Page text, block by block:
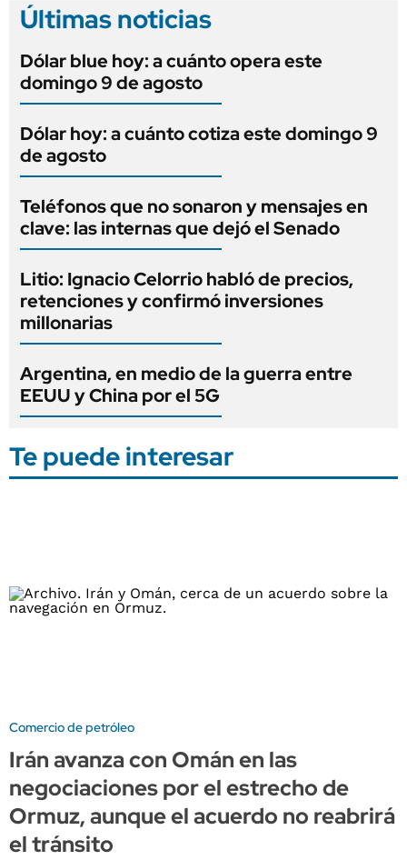
Últimas noticias
Dólar blue hoy: a cuánto opera este
domingo 9 de agosto
Dólar hoy: a cuánto cotiza este domingo 9
de agosto
Teléfonos que no sonaron y mensajes en
clave: las internas que dejó el Senado
Litio: Ignacio Celorrio habló de precios,
retenciones y confirmó inversiones
millonarias
Argentina, en medio de la guerra entre
EEUU y China por el 5G
Te puede interesar
Comercio de petróleo
Irán avanza con Omán en las
negociaciones por el estrecho de
Ormuz, aunque el acuerdo no reabrirá
el tránsito